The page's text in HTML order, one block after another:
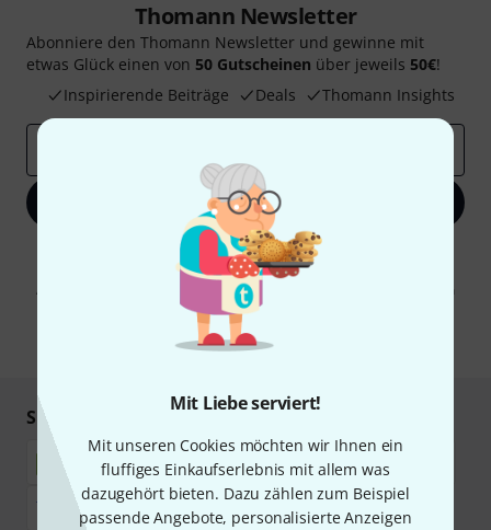
Mit Liebe serviert!
Mit unseren Cookies möchten wir Ihnen ein
fluffiges Einkaufserlebnis mit allem was
dazugehört bieten. Dazu zählen zum Beispiel
passende Angebote, personalisierte Anzeigen
Thomann Newsletter
Abonniere den Thomann Newsletter und gewinne mit
etwas Glück einen von 50 Gutscheinen über jeweils 50€!
Inspirierende Beiträge
Deals Thomann Insights
Jetzt anmelden
Mit Klick auf „Jetzt anmelden“ stimmen Sie dem Erhalt von E-Mail-
Werbung und einer Messung des E-Mail-Nutzungsverhaltens zu. Die
Abmeldung ist jederzeit möglich. Weitere Informationen finden Sie in
unseren
Datenschutzhinweisen
* Pflichtfeld
Sicher einkaufen & bezahlen